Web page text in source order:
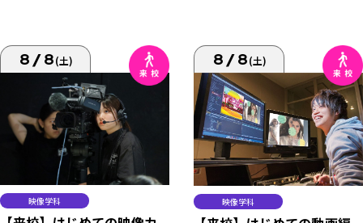
8/8(土)
映像学科
8/8(土)
映像学科